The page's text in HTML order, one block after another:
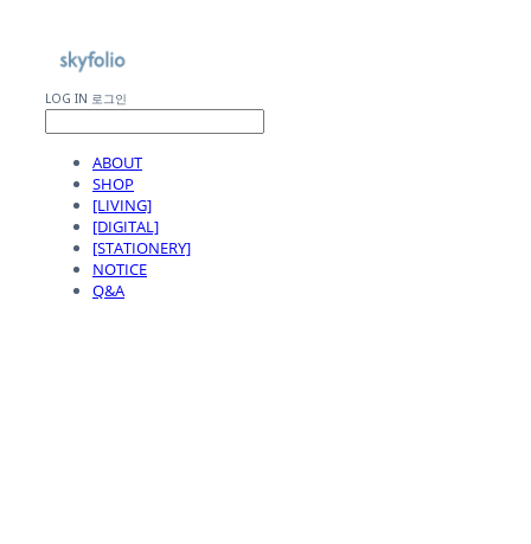
LOG IN 로그인
ABOUT
SHOP
[LIVING]
[DIGITAL]
[STATIONERY]
NOTICE
Q&A